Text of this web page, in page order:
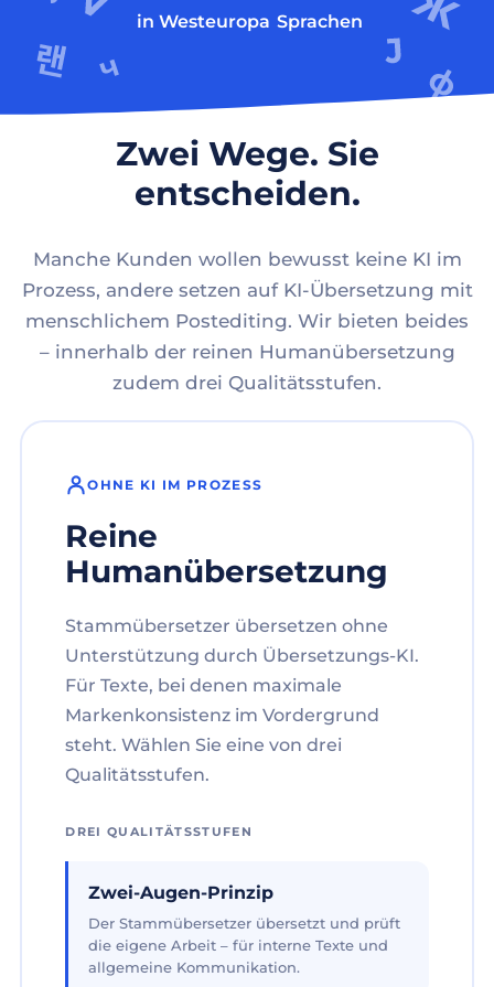
in Westeuropa Sprachen
Zwei Wege. Sie
entscheiden.
Manche Kunden wollen bewusst keine KI im
Prozess, andere setzen auf KI-Übersetzung mit
menschlichem Postediting. Wir bieten beides
– innerhalb der reinen Humanübersetzung
zudem drei Qualitätsstufen.
OHNE KI IM PROZESS
Reine
Humanübersetzung
Stammübersetzer übersetzen ohne
Unterstützung durch Übersetzungs-KI.
Für Texte, bei denen maximale
Markenkonsistenz im Vordergrund
steht. Wählen Sie eine von drei
Qualitätsstufen.
DREI QUALITÄTSSTUFEN
Zwei-Augen-Prinzip
Der Stammübersetzer übersetzt und prüft
die eigene Arbeit – für interne Texte und
allgemeine Kommunikation.